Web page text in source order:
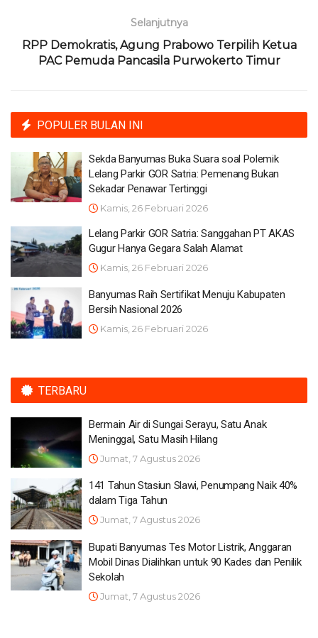
Selanjutnya
RPP Demokratis, Agung Prabowo Terpilih Ketua
PAC Pemuda Pancasila Purwokerto Timur
POPULER BULAN INI
Sekda Banyumas Buka Suara soal Polemik
Lelang Parkir GOR Satria: Pemenang Bukan
Sekadar Penawar Tertinggi
Kamis, 26 Februari 2026
Lelang Parkir GOR Satria: Sanggahan PT AKAS
Gugur Hanya Gegara Salah Alamat
Kamis, 26 Februari 2026
Banyumas Raih Sertifikat Menuju Kabupaten
Bersih Nasional 2026
Kamis, 26 Februari 2026
TERBARU
Bermain Air di Sungai Serayu, Satu Anak
Meninggal, Satu Masih Hilang
Jumat, 7 Agustus 2026
141 Tahun Stasiun Slawi, Penumpang Naik 40%
dalam Tiga Tahun
Jumat, 7 Agustus 2026
Bupati Banyumas Tes Motor Listrik, Anggaran
Mobil Dinas Dialihkan untuk 90 Kades dan Penilik
Sekolah
Jumat, 7 Agustus 2026